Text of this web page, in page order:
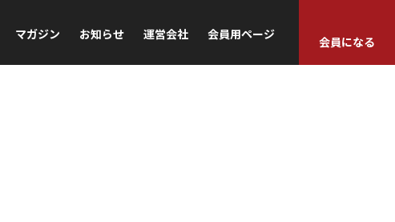
マガジン お知らせ 運営会社 会員用ページ
会員になる